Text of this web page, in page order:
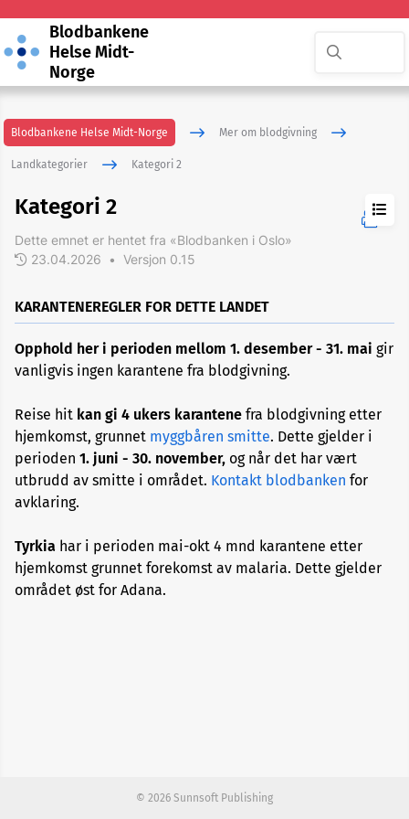
Blodbankene
Helse Midt-
Norge
Blodbankene Helse Midt-Norge Mer om blodgivning
Landkategorier Kategori 2
Kategori
Kategori
Kategori
Kategori
Kategori
Kategori
Kategori 2
Dette emnet er hentet fra «Blodbanken i Oslo»
23.04.2026
• Versjon 0.15
KARANTENEREGLER FOR DETTE LANDET
Opphold her i perioden mellom 1. desember - 31. mai gir
vanligvis ingen karantene fra blodgivning.
Reise hit kan gi 4 ukers karantene fra blodgivning etter
hjemkomst, grunnet myggbåren smitte. Dette gjelder i
perioden 1. juni - 30. november, og når det har vært
utbrudd av smitte i området. Kontakt blodbanken for
avklaring.
Tyrkia har i perioden mai-okt 4 mnd karantene etter
hjemkomst grunnet forekomst av malaria. Dette gjelder
området øst for Adana.
© 2026 Sunnsoft Publishing